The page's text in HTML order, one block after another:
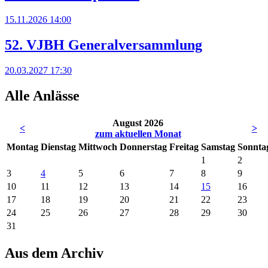
15.11.2026 14:00
52. VJBH Generalversammlung
20.03.2027 17:30
Alle Anlässe
<
August 2026
zum aktuellen Monat
>
Montag Dienstag Mittwoch Donnerstag Freitag Samstag So
1
2
3
4 5 6 7 8
9
10
11 12 13 14 15
16
17
18 19 20 21 22
23
24
25 26 27 28 29
30
31
Aus dem Archiv